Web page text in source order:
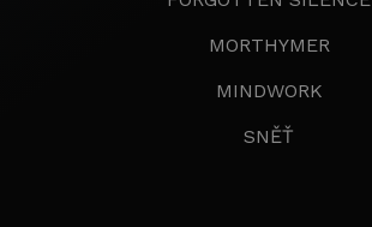
MORTHYMER
MINDWORK
SNĚŤ